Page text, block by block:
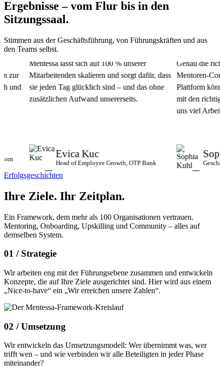
Ergebnisse – vom Flur bis in den
Sitzungssaal.
Stimmen aus der Geschäftsführung, von Führungskräften und aus
den Teams selbst.
Mentessa lässt sich auf 100 % unserer
Mitarbeitenden skalieren und sorgt dafür, dass
sie jeden Tag glücklich sind – und das ohne
zusätzlichen Aufwand unsererseits.
Evica Kuc
Head of Employee Growth, OTP Bank
Genau die
Mentoren-
Plattform
mit den
uns viel Arbeit
Erfolgsgeschichten
Ihre Ziele. Ihr Zeitplan.
Ein Framework, dem mehr als 100 Organisationen vertrauen.
Mentoring, Onboarding, Upskilling und Community – alles auf
demselben System.
01 /Strategie
Wir arbeiten eng mit der Führungsebene zusammen und entwickeln
Konzepte, die auf Ihre Ziele ausgerichtet sind. Hier wird aus einem
„Nice-to-have“ ein „Wir erreichen unsere Zahlen“.
02 /Umsetzung
Wir entwickeln das Umsetzungsmodell: Wer übernimmt was, wer
trifft wen – und wie verbinden wir alle Beteiligten in jeder Phase
miteinander?